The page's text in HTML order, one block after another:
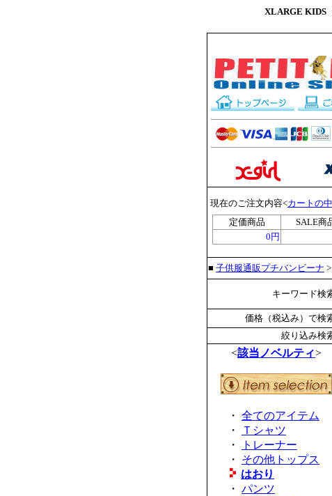
XLARGE KIDS
現在のご注文内容<カートの
定価商品
SALE商
0円
■ 子供服通販プチバンビーナ >
キーワード検
価格（税込み）で検
絞り込み検
<該当ノベルティ>
・ 全てのアイテム
・
Ｔシャツ
・
トレーナー
・ その他トップス
はおり
・ パンツ